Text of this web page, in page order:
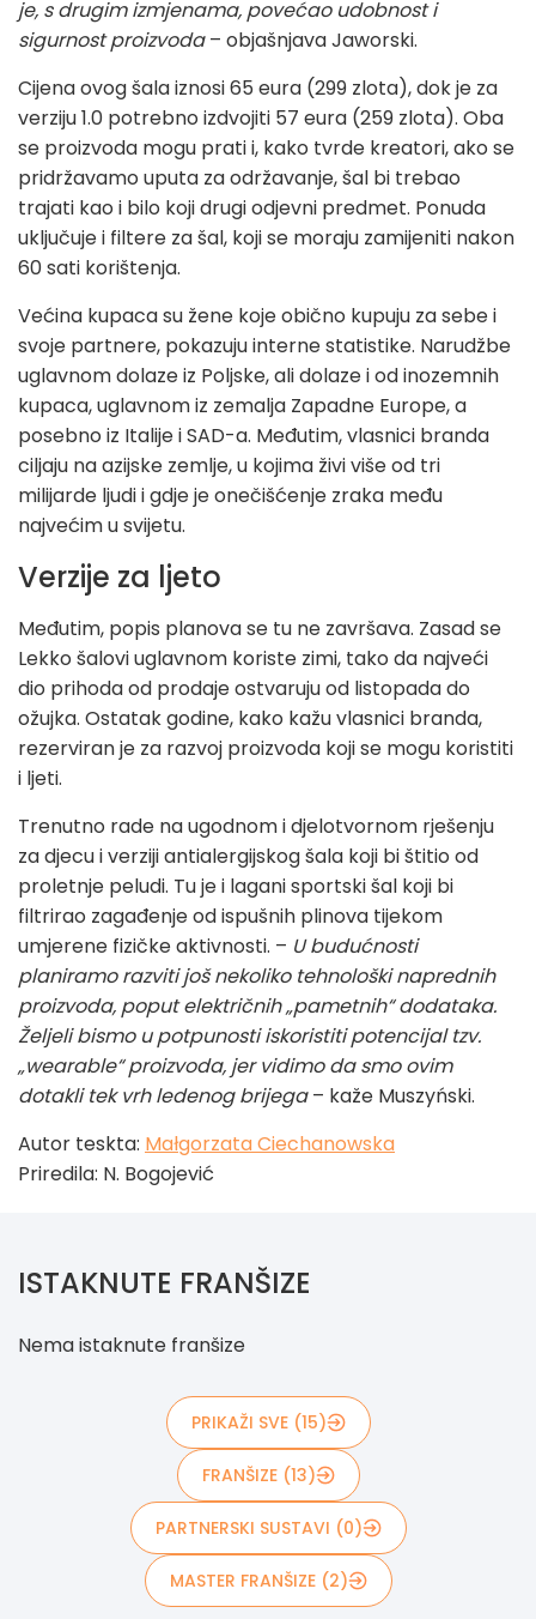
je, s drugim izmjenama, povećao udobnost i
sigurnost proizvoda– objašnjava Jaworski.
Cijena ovog šala iznosi 65 eura (299 zlota), dok je za
verziju 1.0 potrebno izdvojiti 57 eura (259 zlota). Oba
se proizvoda mogu prati i, kako tvrde kreatori, ako se
pridržavamo uputa za održavanje, šal bi trebao
trajati kao i bilo koji drugi odjevni predmet. Ponuda
uključuje i filtere za šal, koji se moraju zamijeniti nakon
60 sati korištenja.
Većina kupaca su žene koje obično kupuju za sebe i
svoje partnere, pokazuju interne statistike. Narudžbe
uglavnom dolaze iz Poljske, ali dolaze i od inozemnih
kupaca, uglavnom iz zemalja Zapadne Europe, a
posebno iz Italije i SAD-a. Međutim, vlasnici branda
ciljaju na azijske zemlje, u kojima živi više od tri
milijarde ljudi i gdje je onečišćenje zraka među
najvećim u svijetu.
Verzije za ljeto
Međutim, popis planova se tu ne završava. Zasad se
Lekko šalovi uglavnom koriste zimi, tako da najveći
dio prihoda od prodaje ostvaruju od listopada do
ožujka. Ostatak godine, kako kažu vlasnici branda,
rezerviran je za razvoj proizvoda koji se mogu koristiti
i ljeti.
Trenutno rade na ugodnom i djelotvornom rješenju
za djecu i verziji antialergijskog šala koji bi štitio od
proletnje peludi. Tu je i lagani sportski šal koji bi
filtrirao zagađenje od ispušnih plinova tijekom
umjerene fizičke aktivnosti. – U budućnosti
planiramo razviti još nekoliko tehnološki naprednih
proizvoda, poput električnih „pametnih“ dodataka.
Željeli bismo u potpunosti iskoristiti potencijal tzv.
„wearable“ proizvoda, jer vidimo da smo ovim
dotakli tek vrh ledenog brijega– kaže Muszyński.
Autor teskta: Małgorzata Ciechanowska
Priredila: N. Bogojević
ISTAKNUTE FRANŠIZE
Nema istaknute franšize
PRIKAŽI SVE (15)
FRANŠIZE (13)
PARTNERSKI SUSTAVI (0)
MASTER FRANŠIZE (2)